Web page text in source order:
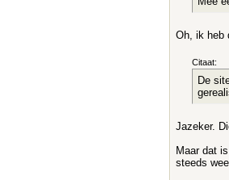
Oh, ik heb
Citaat:
De
Jazeker.
Maar dat
steeds